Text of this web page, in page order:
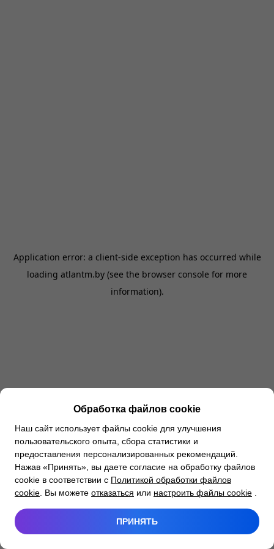
Application error: a client-side exception has occurred while
loading atlantm.by (see the browser console for more
information).
Обработка файлов cookie
Наш сайт использует файлы cookie для улучшения
пользовательского опыта, сбора статистики и
предоставления персонализированных рекомендаций.
Нажав «Принять», вы даете согласие на обработку файлов
cookie в соответствии с Политикой обработки файлов
cookie . Вы можете отказаться или настроить файлы cookie
ПРИНЯТЬ